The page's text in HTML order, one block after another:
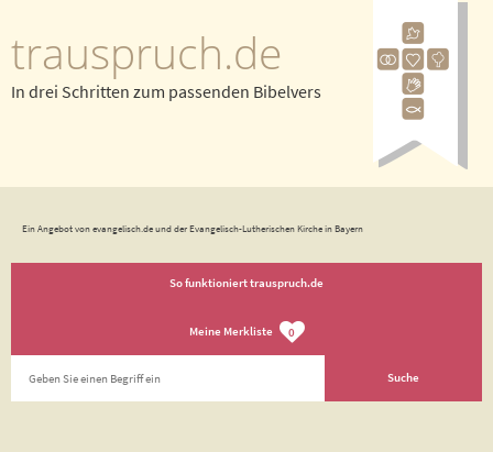
trauspruch.de
In drei Schritten zum passenden Bibelvers
Ein Angebot von evangelisch.de und der Evangelisch-Lutherischen Kirche in Bayern
So funktioniert trauspruch.de
Meine Merkliste 0